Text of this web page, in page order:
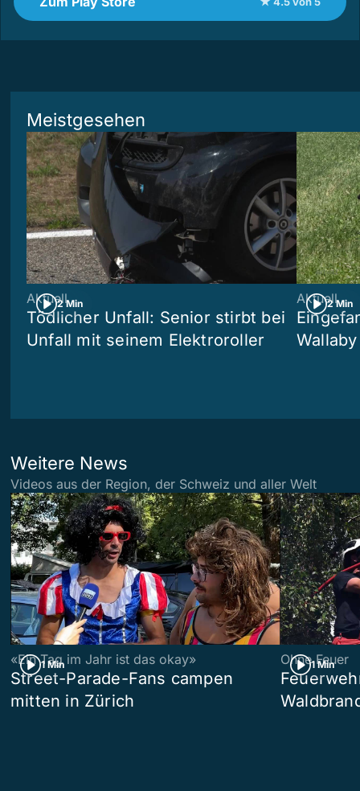
Meistgesehen
2 Min
Aktuell
Tödlicher Unfall: Senior stirbt bei
Unfall mit seinem Elektroroller
2 Min
Aktuell
Weitere News
Videos aus der Region, der Schweiz und aller Welt
1 Min
«Ein Tag im Jahr ist das okay»
Street-Parade-Fans campen
mitten in Zürich
1 Min
Ohne Feuer